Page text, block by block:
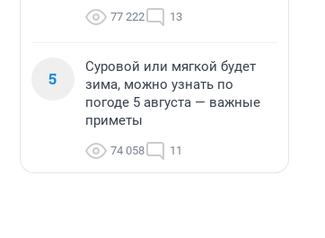
77 222 13
5
Суровой или мягкой будет
зима, можно узнать по
погоде 5 августа — важные
приметы
74 058 11